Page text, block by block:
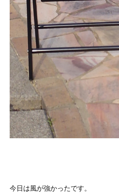
今日は風が強かったです。